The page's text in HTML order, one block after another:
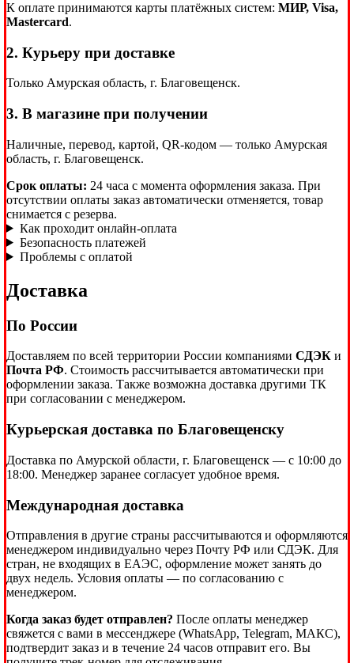
К оплате принимаются карты платёжных систем: МИР, Visa,
Mastercard.
2. Курьеру при доставке
Только Амурская область, г. Благовещенск.
3. В магазине при получении
Наличные, перевод, картой, QR-кодом — только Амурская
область, г. Благовещенск.
Срок оплаты: 24 часа с момента оформления заказа. При
отсутствии оплаты заказ автоматически отменяется, товар
снимается с резерва.
Как проходит онлайн-оплата
Безопасность платежей
Проблемы с оплатой
Доставка
По России
Доставляем по всей территории России компаниями СДЭК и
Почта РФ. Стоимость рассчитывается автоматически при
оформлении заказа. Также возможна доставка другими ТК
при согласовании с менеджером.
Курьерская доставка по Благовещенску
Доставка по Амурской области, г. Благовещенск — с 10:00 до
18:00. Менеджер заранее согласует удобное время.
Международная доставка
Отправления в другие страны рассчитываются и оформляются
менеджером индивидуально через Почту РФ или СДЭК. Для
стран, не входящих в ЕАЭС, оформление может занять до
двух недель. Условия оплаты — по согласованию с
менеджером.
Когда заказ будет отправлен? После оплаты менеджер
свяжется с вами в мессенджере (WhatsApp, Telegram, МАКС),
подтвердит заказ и в течение 24 часов отправит его. Вы